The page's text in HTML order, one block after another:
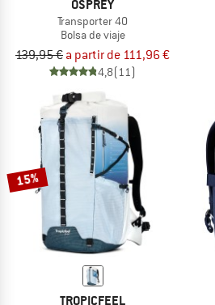
OSPREY
Transporter 40
Bolsa de viaje
139,95 € a partir de 111,96 €
4,8(11)
15%
TROPICFEEL